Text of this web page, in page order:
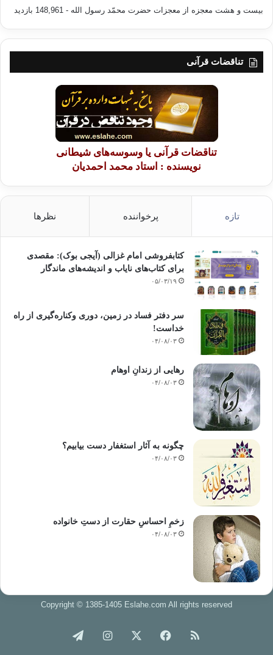
بیست و هشت معجزه از معجزات حضرت محمّد رسول الله - 148,961 بازدید
تناقضات قرآنی
تناقضات قرآنی یا وسوسه‌های شیطانی
نویسنده : استاد محمد احمدیان
تازه پرخواننده نظرها
کتابفروشی امام غزالی (آیجی بوک): مقصدی
برای کتاب‌های نایاب و اندیشه‌های ماندگار
۰۵/۰۳/۱۹
سر دفتر فساد در زمین‌، دوری وکناره‌گیری از راه
خداست‌!
۰۴/۰۸/۰۳
رهایی از زندانِ اوهام
۰۴/۰۸/۰۳
چگونه به آثار استغفار دست بیابیم؟
۰۴/۰۸/۰۳
زخمِ احساسِ حقارت از دستِ خانواده
۰۴/۰۸/۰۳
Copyright © 1385-1405 Eslahe.com All rights reserved
خوراک فیس اینستاگرام